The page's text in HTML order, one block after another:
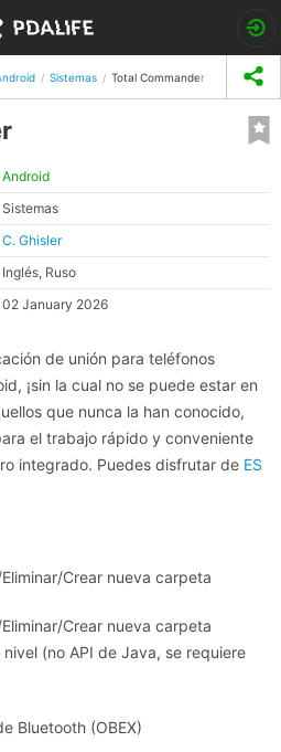
Sistemas Total Commander
Android
Sistemas
C. Ghisler
Inglés, Ruso
02 January 2026
de unión para teléfonos
¡sin la cual no se puede estar en
que nunca la han conocido,
el trabajo rápido y conveniente
integrado. Puedes disfrutar de ES
Crear nueva carpeta
Crear nueva carpeta
(no API de Java, se requiere
Bluetooth (OBEX)